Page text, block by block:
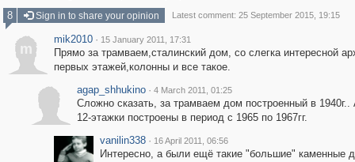
8
Sign in to share your opinion Latest comment: 25 September 2015, 19:15
m
mik2010 · 15 January 2011, 17:31
Прямо за трамваем,сталинский дом, со слегка интересной
первых этажей,колонны и все такое.
agap_shhukino · 4 March 2011, 01:25
Сложно сказать, за трамваем дом построенный в 1940г..
12-этажки построены в период с 1965 по 1967гг.
vanilin338 · 16 April 2011, 06:56
Интересно, а были ещё такие "большие" каменные